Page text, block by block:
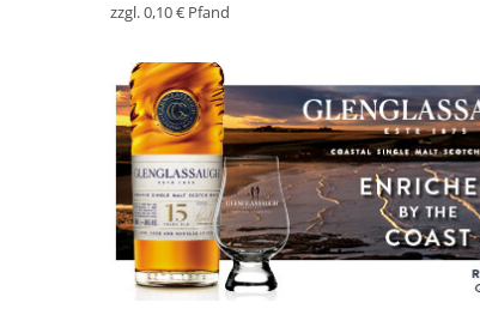
zzgl. 0,10 € Pfand